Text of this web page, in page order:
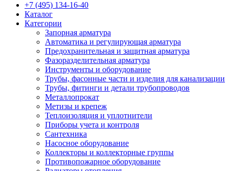
+7 (495) 134-16-40
Каталог
Категории
Запорная арматура
Автоматика и регулирующая арматура
Предохранительная и защитная арматура
Фазоразделительная арматура
Инструменты и оборудование
Трубы, фасонные части и изделия для канализации
Трубы, фитинги и детали трубопроводов
Металлопрокат
Метизы и крепеж
Теплоизоляция и уплотнители
Приборы учета и контроля
Сантехника
Насосное оборудование
Коллекторы и коллекторные группы
Противопожарное оборудование